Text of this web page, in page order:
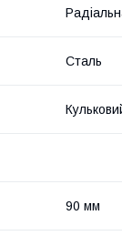
Сталь
90 мм